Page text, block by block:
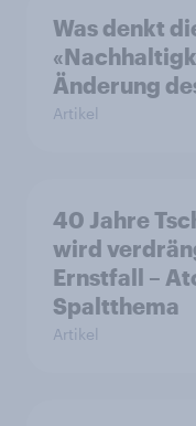
Was denkt
Änderung
Artikel
40 Jahre
wird
Ernstfall –
Spaltthema
Artikel